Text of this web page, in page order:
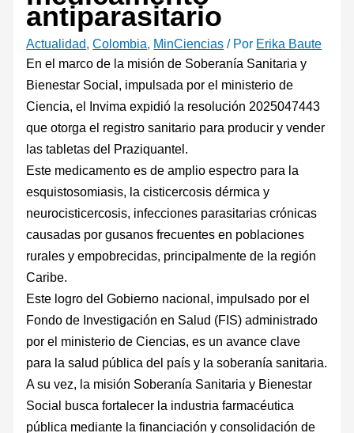
antiparasitario
Actualidad,Colombia, MinCiencias / Por Erika Baute
En el marco de la misión de Soberanía Sanitaria y
Bienestar Social, impulsada por el ministerio de
Ciencia, el Invima expidió la resolución 2025047443
que otorga el registro sanitario para producir y vender
las tabletas del Praziquantel.
Este medicamento es de amplio espectro para la
esquistosomiasis, la cisticercosis dérmica y
neurocisticercosis, infecciones parasitarias crónicas
causadas por gusanos frecuentes en poblaciones
rurales y empobrecidas, principalmente de la región
Caribe.
Este logro del Gobierno nacional, impulsado por el
Fondo de Investigación en Salud (FIS) administrado
por el ministerio de Ciencias, es un avance clave
para la salud pública del país y la soberanía sanitaria.
A su vez, la misión Soberanía Sanitaria y Bienestar
Social busca fortalecer la industria farmacéutica
pública mediante la financiación y consolidación de